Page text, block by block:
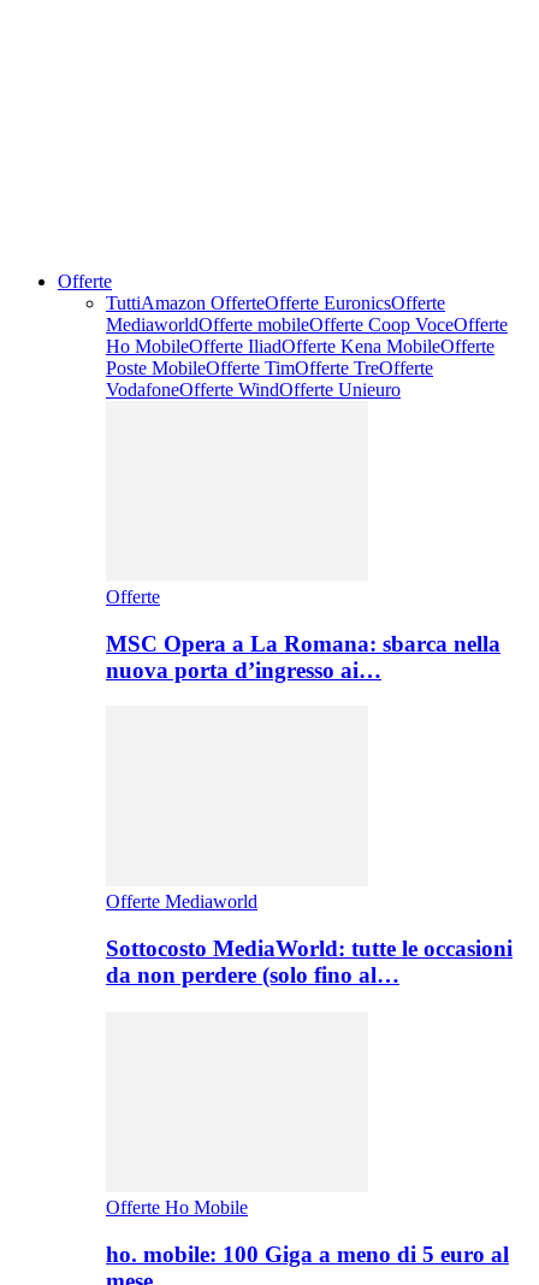
Offerte
TuttiAmazon OfferteOfferte EuronicsOfferte
MediaworldOfferte mobileOfferte Coop VoceOfferte
Ho MobileOfferte IliadOfferte Kena MobileOfferte
Poste MobileOfferte TimOfferte TreOfferte
VodafoneOfferte WindOfferte Unieuro
Offerte
MSC Opera a La Romana: sbarca nella
nuova porta d’ingresso ai…
Offerte Mediaworld
Sottocosto MediaWorld: tutte le occasioni
da non perdere (solo fino al…
Offerte Ho Mobile
ho. mobile: 100 Giga a meno di 5 euro al